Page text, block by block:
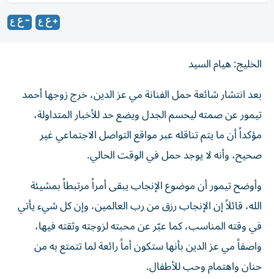
الخليج: هيام السيد
بعد انتشار شائعة حمل الفنانة مي عز الدين، خرج زوجها أحمد
تيمور عن صمته ليحسم الجدل ويضع حد للأخبار المتداولة،
مؤكداً أن ما يتم تناقله عبر مواقع التواصل الاجتماعي غير
صحيح، وأنه لا يوجد حمل في الوقت الحالي.
وأوضح تيمور أن موضوع الإنجاب يبقى أمراً مرتبطاً بمشيئة
الله، قائلاً إن الإنجاب رزق من رب العالمين، وإن كل شيء يأتي
في وقته المناسب، كما عبّر عن محبته لزوجته وثقته فيها،
واصفاً مي عز الدين بأنها ستكون أماً رائعة لما تتمتع به من
حنان واهتمام وحب للأطفال.